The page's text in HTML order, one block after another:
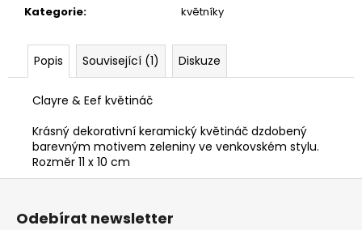
Kategorie: květníky
Popis Související (1) Diskuze
Clayre & Eef květináč
Krásný dekorativní keramický květináč dzdobený
barevným motivem zeleniny ve venkovském stylu.
Rozměr 11 x 10 cm
PODZIMNÍ
SE
SLUNEČNICEMI.
115
Odebírat newsletter